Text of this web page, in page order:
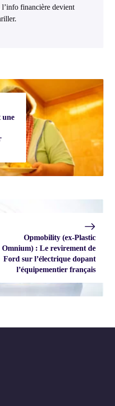
financière devient
une
Opmobility (ex-Plastic
Omnium) : Le revirement de
Ford sur l’électrique dopant
l’équipementier français